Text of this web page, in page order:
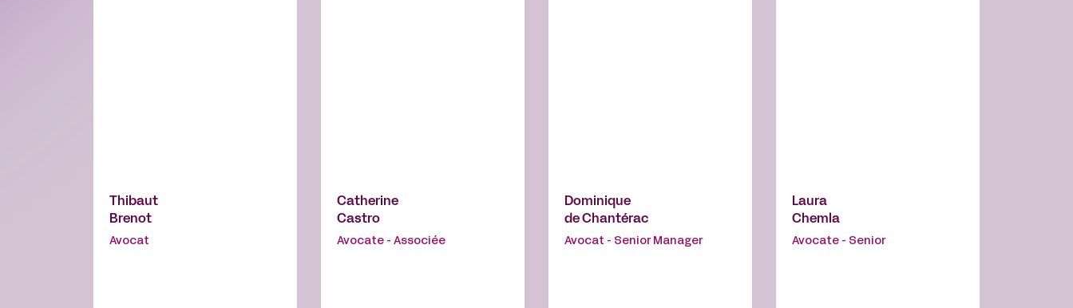
Thibaut
Brenot
Avocat
Catherine
Castro
Avocate - Associée
Dominique
de Chantérac
Avocat - Senior Manager
Laura
Chemla
Avocate - Senior